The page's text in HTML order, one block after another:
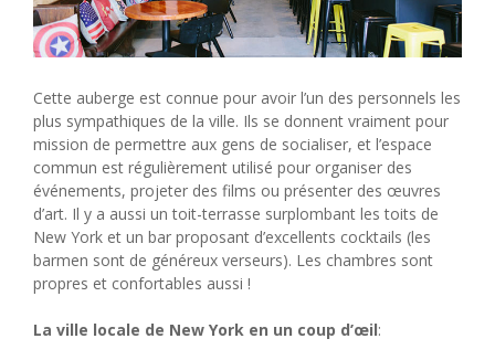
Cette auberge est connue pour avoir l’un des personnels les
plus sympathiques de la ville. Ils se donnent vraiment pour
mission de permettre aux gens de socialiser, et l’espace
commun est régulièrement utilisé pour organiser des
événements, projeter des films ou présenter des œuvres
d’art. Il y a aussi un toit-terrasse surplombant les toits de
New York et un bar proposant d’excellents cocktails (les
barmen sont de généreux verseurs). Les chambres sont
propres et confortables aussi !
La ville locale de New York en un coup d’œil: